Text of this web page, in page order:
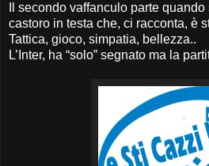
Il secondo vaffanculo parte quando
castoro in testa che, ci racconta, è
Tattica, gioco, simpatia, bellezza..
L’Inter, ha “solo” segnato ma la